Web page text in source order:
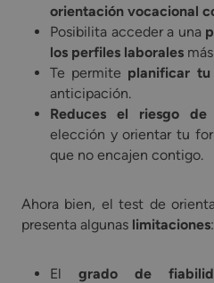
orientación vocacional
Posibilita acceder a una
los perfiles laborales
Te permite planificar
anticipación.
Reduces el riesgo de
elección y orientar tu
que no encajen contigo.
Ahora bien, el test de
presenta algunas limitaciones:
El grado de